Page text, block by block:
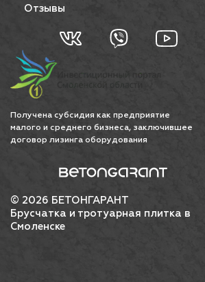
© 2026 БЕТОНГАРАНТ
Брусчатка и тротуарная плитка в
Смоленске
Отзывы
Получена субсидия как предприятие
малого и среднего бизнеса, заключившее
договор лизинга оборудования